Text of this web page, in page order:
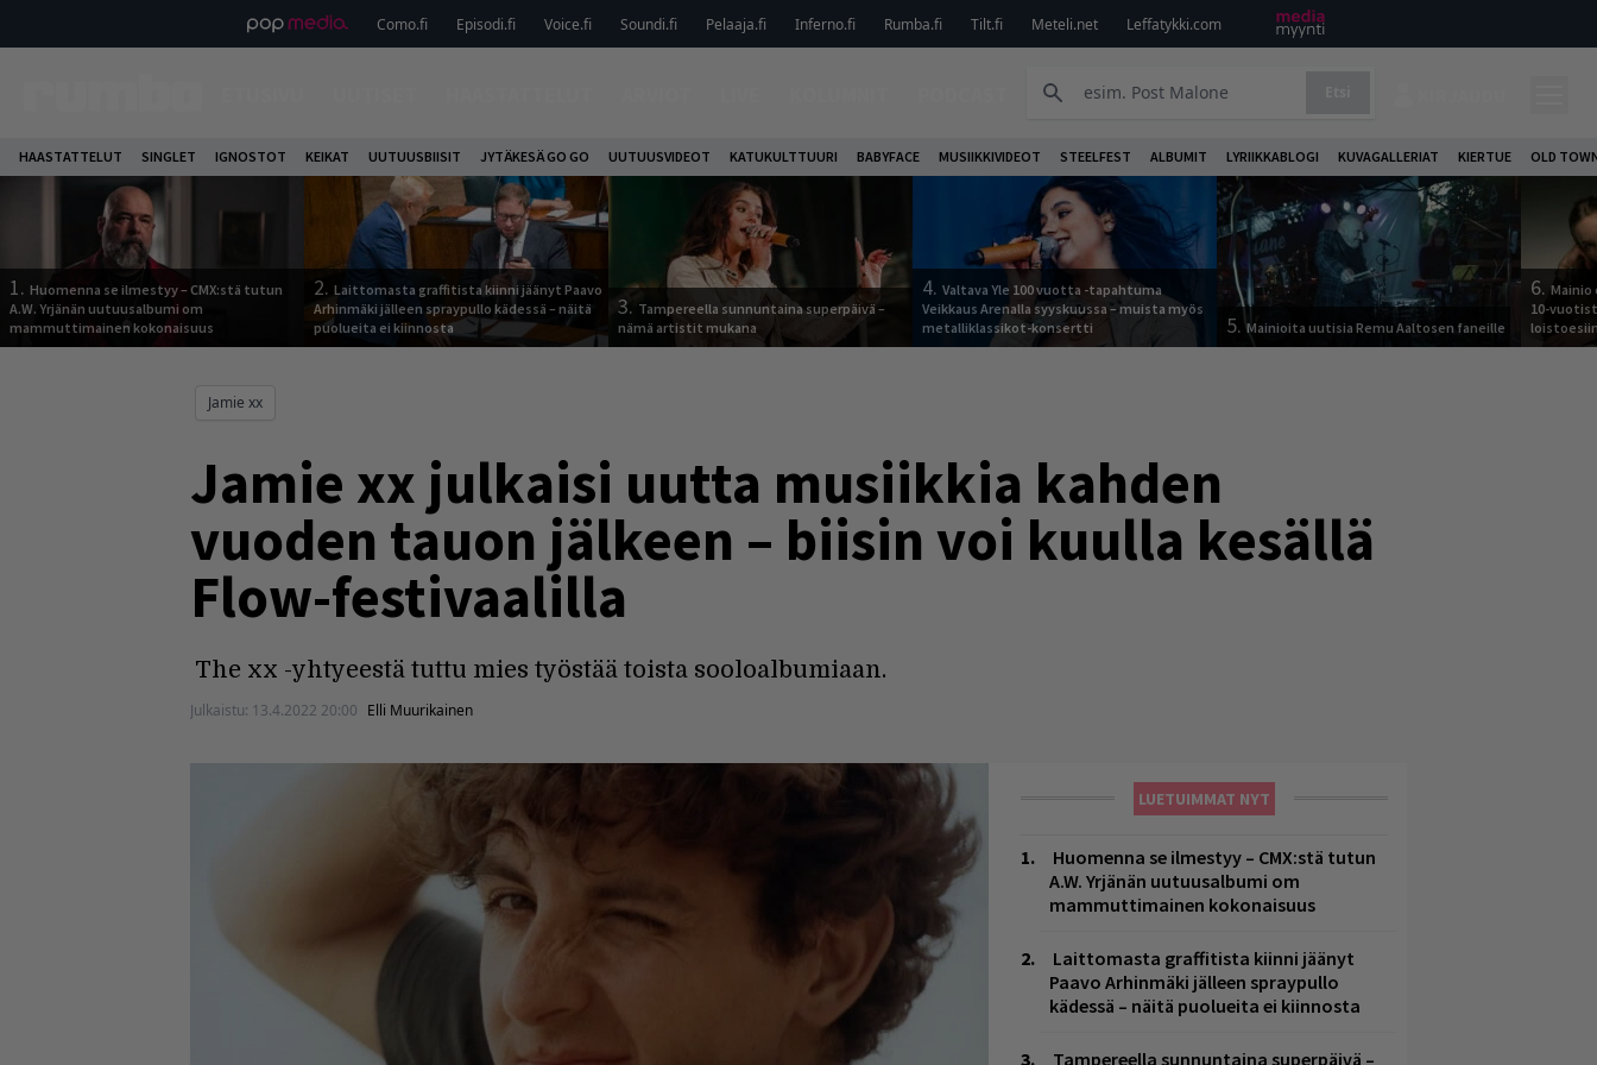
Como.fi Episodi.fi Voice.fi Soundi.fi Pelaaja.fi Inferno.fi Rumba.fi Tilt.fi Meteli.net Leffatykki.com
HAASTATTELUT SINGLET IGNOSTOT KEIKAT UUTUUSBIISIT JYTÄKESÄ GO GO UUTUUSVIDEOT KATUKULTTUURI BABYFACE MUSIIKKIVIDEOT STEELFEST ALBUMIT LYRIIKKABLOGI KUVAGALLERIAT KIERTUE OLD
1. Huomenna se ilmestyy – CMX:stä tutun
A.W. Yrjänän uutuusalbumi om
mammuttimainen kokonaisuus
2. Laittomasta graffitista kiinni jäänyt Paavo
Arhinmäki jälleen spraypullo kädessä – näitä
puolueita ei kiinnosta
3. Tampereella sunnuntaina superpäivä –
nämä artistit mukana
4. Valtava Yle 100 vuotta -tapahtuma
Veikkaus Arenalla syyskuussa – muista myös
metalliklassikot-konsertti
5.Mainioita uutisia Remu Aaltosen faneille
6.
10-
Jamie xx
Jamie xx julkaisi uutta musiikkia kahden
vuoden tauon jälkeen – biisin voi kuulla kesällä
Flow-festivaalilla
The xx -yhtyeestä tuttu mies työstää toista sooloalbumiaan.
Julkaistu: 13.4.2022 20:00 Elli Muurikainen
LUETUIMMAT NYT
Huomenna se ilmestyy – CMX:stä tutun
A.W. Yrjänän uutuusalbumi om
mammuttimainen kokonaisuus
Laittomasta graffitista kiinni jäänyt
Paavo Arhinmäki jälleen spraypullo
kädessä – näitä puolueita ei kiinnosta
Tampereella sunnuntaina superpäivä –